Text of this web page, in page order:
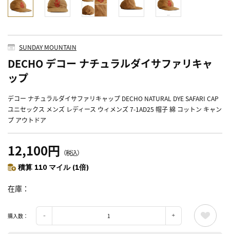
SUNDAY MOUNTAIN
DECHO デコー ナチュラルダイサファリキャ
ップ
デコー ナチュラルダイサファリキャップ DECHO NATURAL DYE SAFARI CAP
ユニセックス メンズ レディース ウィメンズ 7-1AD25 帽子 綿 コットン キャン
プ アウトドア
12,100円 （税込）
積算 110 マイル (1倍)
在庫
購入数：